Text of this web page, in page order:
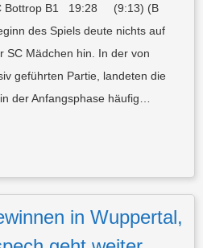
Bottrop B1 19:28 (9:13) (B
des Spiels deute nichts auf
SC Mädchen hin. In der von
geführten Partie, landeten die
der Anfangsphase häufig…
in Wuppertal,